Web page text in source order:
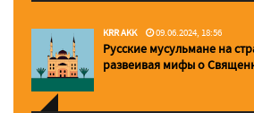
KRR AKK 09.06.2024, 18:56
Русские мусульмане на
pазвеивая мифы о